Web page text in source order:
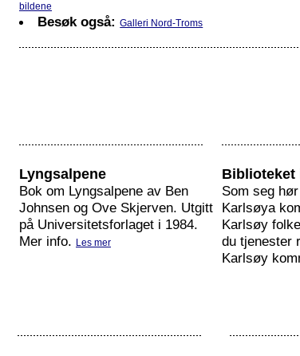
bildene
Besøk også: Galleri Nord-Troms
Lyngsalpene
Bok om Lyngsalpene av Ben
Johnsen og Ove Skjerven. Utgitt
på Universitetsforlaget i 1984.
Mer info. Les mer
Biblioteket
Som seg
Karlsøya
Karlsøy
du tjenester
Karlsøy